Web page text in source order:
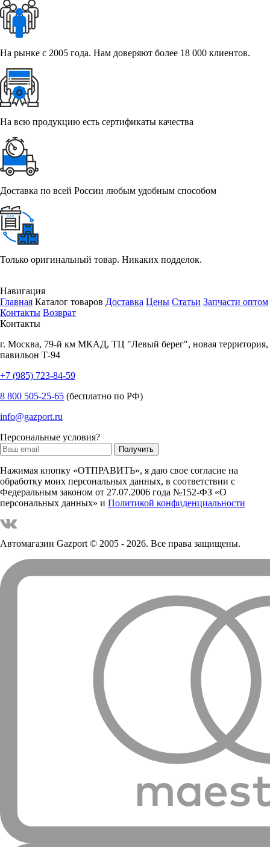
На рынке с 2005 года. Нам доверяют более 18 000 клиентов.
На всю продукцию есть сертификаты качества
Доставка по всей России любым удобным способом
Только оригинальный товар. Никаких подделок.
Навигация
Главная Каталог товаров Доставка Цены Статьи Запчасти оптом
Контакты Возврат
Контакты
г. Москва, 79-й км МКАД, ТЦ "Левый берег", новая территория,
павильон Т-94
+7 (985) 723-84-59
8 800 505-25-65 (бесплатно по РФ)
info@gazport.ru
Персональные условия?
Нажимая кнопку «ОТПРАВИТЬ», я даю свое согласие на
обработку моих персональных данных, в соответствии с
Федеральным законом от 27.07.2006 года №152-ФЗ «О
персональных данных» и Политикой конфиденциальности
Автомагазин Gazport© 2005 - 2026. Все права защищены.